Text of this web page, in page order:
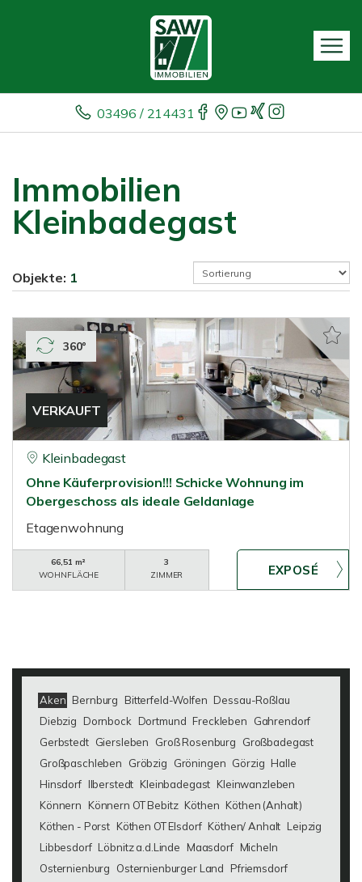
03496 / 214431
Immobilien
Kleinbadegast
Objekte: 1
VERKAUFT
360°
Kleinbadegast
Ohne Käuferprovision!!! Schicke Wohnung im
Obergeschoss als ideale Geldanlage
Etagenwohnung
66,51 m²
WOHNFLÄCHE
3
ZIMMER
Aken Bernburg Bitterfeld-Wolfen Dessau-Roßlau
Diebzig
Dornbock Dortmund Freckleben
Gahrendorf
Gerbstedt Giersleben Groß Rosenburg
Großbadegast
Großpaschleben
Gröbzig Gröningen Görzig Halle
Hinsdorf Ilberstedt Kleinbadegast Kleinwanzleben
Könnern
Könnern OT Bebitz Köthen Köthen (Anhalt)
Köthen - Porst Köthen OT Elsdorf Köthen/ Anhalt Leipzig
Libbesdorf Löbnitz a.d.Linde Maasdorf Micheln
Osternienburg
Osternienburger Land
Pfriemsdorf